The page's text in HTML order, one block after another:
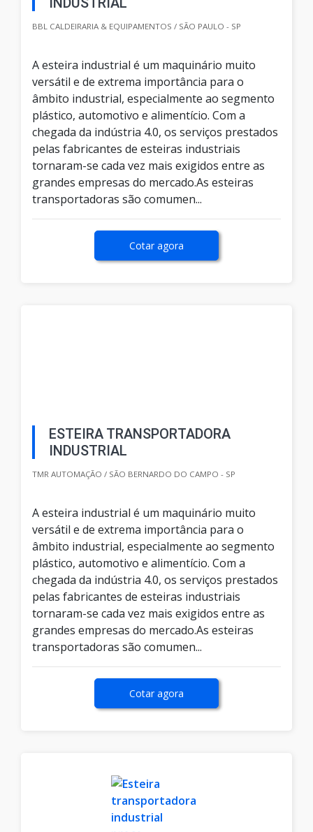
BBL CALDEIRARIA & EQUIPAMENTOS / SÃO PAULO - SP
A esteira industrial é um maquinário muito
versátil e de extrema importância para o
âmbito industrial, especialmente ao segmento
plástico, automotivo e alimentício. Com a
chegada da indústria 4.0, os serviços prestados
pelas fabricantes de esteiras industriais
tornaram-se cada vez mais exigidos entre as
grandes empresas do mercado.As esteiras
transportadoras são comumen...
Cotar agora
ESTEIRA TRANSPORTADORA
INDUSTRIAL
TMR AUTOMAÇÃO / SÃO BERNARDO DO CAMPO - SP
A esteira industrial é um maquinário muito
versátil e de extrema importância para o
âmbito industrial, especialmente ao segmento
plástico, automotivo e alimentício. Com a
chegada da indústria 4.0, os serviços prestados
pelas fabricantes de esteiras industriais
tornaram-se cada vez mais exigidos entre as
grandes empresas do mercado.As esteiras
transportadoras são comumen...
Cotar agora